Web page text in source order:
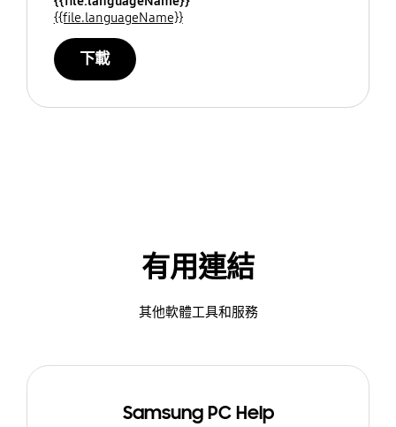
{{file.languageName}}
下載
有用連結
其他軟體工具和服務
Samsung PC Help